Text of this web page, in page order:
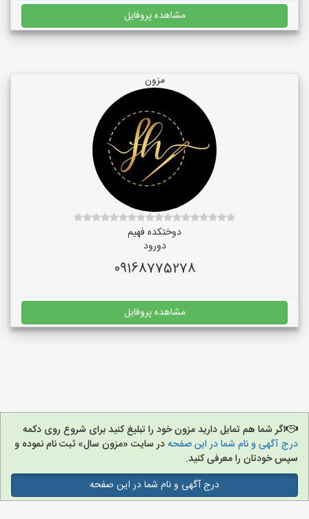
مشاهده پروفایل
مزون
دوختکده فهیم
دورود
09168775278
مشاهده پروفایل
اگر شما هم تمایل دارید مزون خود را تبلیغ کنید برای شروع روی دکمه
درج آگهی و نام شما در این صفحهدر سایت «مزون سال» ثبت نام نموده و
سپس خودتان را معرفی کنید.
درج آگهی و نام شما در این صفحه